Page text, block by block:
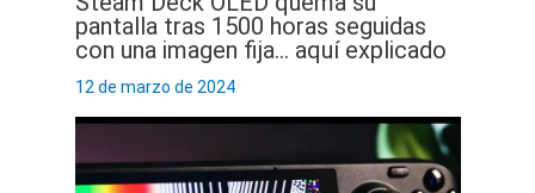
pantalla tras 1500 horas seguidas
con una imagen fija… aquí explicado
12 de marzo de 2024